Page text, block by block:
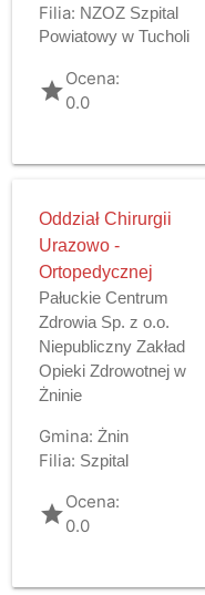
Filia: NZOZ Szpital
Powiatowy w Tucholi
gradeOcena:
0.0
Oddział Chirurgii
Urazowo -
Ortopedycznej
Pałuckie Centrum
Zdrowia Sp. z o.o.
Niepubliczny Zakład
Opieki Zdrowotnej w
Żninie
Gmina: Żnin
Filia: Szpital
gradeOcena:
0.0